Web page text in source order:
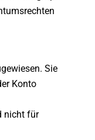
Sie
Konto
nicht für